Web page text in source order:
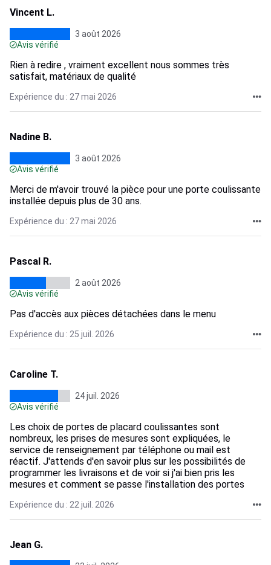
Vincent L.
3 août 2026
Avis vérifié
Rien à redire , vraiment excellent nous sommes très
satisfait, matériaux de qualité
Expérience du : 27 mai 2026
Nadine B.
3 août 2026
Avis vérifié
Merci de m'avoir trouvé la pièce pour une porte coulissante
installée depuis plus de 30 ans.
Expérience du : 27 mai 2026
Pascal R.
2 août 2026
Avis vérifié
Pas d'accès aux pièces détachées dans le menu
Expérience du : 25 juil. 2026
Caroline T.
24 juil. 2026
Avis vérifié
Les choix de portes de placard coulissantes sont
nombreux, les prises de mesures sont expliquées, le
service de renseignement par téléphone ou mail est
réactif. J'attends d'en savoir plus sur les possibilités de
programmer les livraisons et de voir si j'ai bien pris les
mesures et comment se passe l'installation des portes
Expérience du : 22 juil. 2026
Jean G.